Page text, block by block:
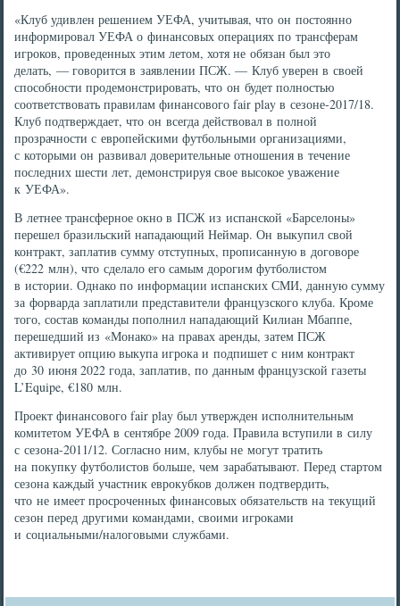
«Клуб удивлен решением УЕФА, учитывая, что он постоянно
информировал УЕФА о финансовых операциях по трансферам
игроков, проведенных этим летом, хотя не обязан был это
делать, — говорится в заявлении ПСЖ. — Клуб уверен в своей
способности продемонстрировать, что он будет полностью
соответствовать правилам финансового fair play в сезоне-2017/18.
Клуб подтверждает, что он всегда действовал в полной
прозрачности с европейскими футбольными организациями,
с которыми он развивал доверительные отношения в течение
последних шести лет, демонстрируя свое высокое уважение
к УЕФА».
В летнее трансферное окно в ПСЖ из испанской «Барселоны»
перешел бразильский нападающий Неймар. Он выкупил свой
контракт, заплатив сумму отступных, прописанную в договоре
(€222 млн), что сделало его самым дорогим футболистом
в истории. Однако по информации испанских СМИ, данную сумму
за форварда заплатили представители французского клуба. Кроме
того, состав команды пополнил нападающий Килиан Мбаппе,
перешедший из «Монако» на правах аренды, затем ПСЖ
активирует опцию выкупа игрока и подпишет с ним контракт
до 30 июня 2022 года, заплатив, по данным французской газеты
L’Equipe, €180 млн.
Проект финансового fair play был утвержден исполнительным
комитетом УЕФА в сентябре 2009 года. Правила вступили в силу
с сезона-2011/12. Согласно ним, клубы не могут тратить
на покупку футболистов больше, чем зарабатывают. Перед стартом
сезона каждый участник еврокубков должен подтвердить,
что не имеет просроченных финансовых обязательств на текущий
сезон перед другими командами, своими игроками
и социальными/налоговыми службами.